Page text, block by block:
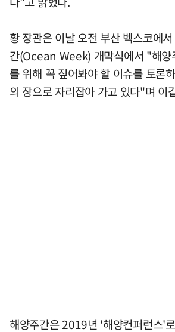
황 장관은 이날 오전 부산 벡스코에
간(Ocean Week) 개막식에서 "해양
를 위해 꼭 짚어봐야 할 이슈를 토론
의 장으로 자리잡아 가고 있다"며 이
해양주간은 2019년 '해양컨퍼런스'